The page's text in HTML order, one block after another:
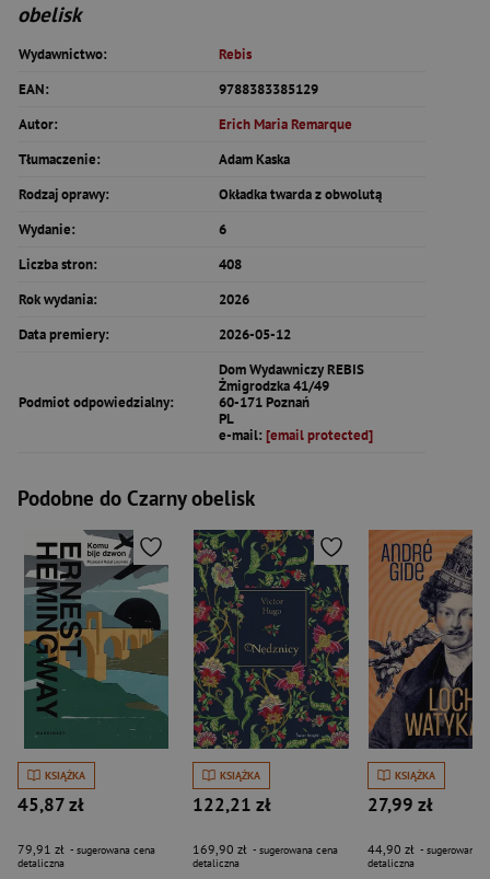
obelisk
Wydawnictwo:
Rebis
EAN:
9788383385129
Autor:
Erich Maria Remarque
Tłumaczenie:
Adam Kaska
Rodzaj oprawy:
Okładka twarda z obwolutą
Wydanie:
6
Liczba stron:
408
Rok wydania:
2026
Data premiery:
2026-05-12
Podmiot odpowiedzialny:
Dom Wydawniczy REBIS
Żmigrodzka 41/49
60-171 Poznań
PL
e-mail: [email protected]
Podobne do Czarny obelisk
KSIĄŻKA
45,87 zł
79,91 zł - sugerowana cena
detaliczna
KSIĄŻKA
122,21 zł
169,90 zł - sugerowana cena
detaliczna
KSIĄŻKA
27,99 zł
44,90 zł - sugerowana
detaliczna